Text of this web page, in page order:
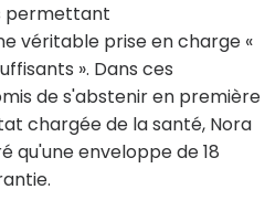
permettant
véritable prise en charge «
». Dans ces
de s'abstenir en première
chargée de la santé, Nora
qu'une enveloppe de 18